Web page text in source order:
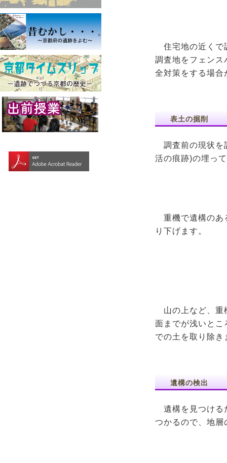
住宅地の近くで
調査地をフェンス
全対策をする場合
表土の掘削
調査前の現状を
活の痕跡)の埋っ
重機で遺構のあ
り下げます。
山の上など、重
面までが浅いとこ
での土を取り除き
遺構の検出
遺構を見つける
つかるので、地層